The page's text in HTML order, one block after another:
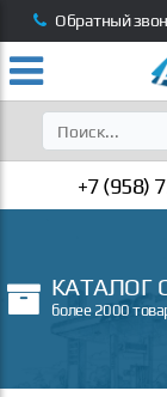
Обратный
+7 (958)
КАТАЛОГ
более 2000